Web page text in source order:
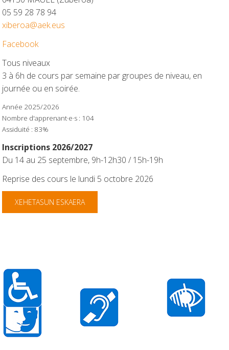
05 59 28 78 94
xiberoa@aek.eus
Facebook
Tous niveaux
3 à 6h de cours par semaine par groupes de niveau, en
journée ou en soirée.
Année 2025/2026
Nombre d'apprenant·e·s : 104
Assiduité : 83%
Inscriptions 2026/2027
Du 14 au 25 septembre, 9h-12h30 / 15h-19h
Reprise des cours le lundi 5 octobre 2026
XEHETASUN ESKAERA